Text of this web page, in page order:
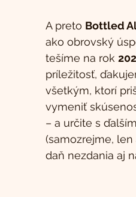
A preto Bottled
ako obrovský
tešíme na rok
príležitosť,
všetkým, ktorí
vymeniť
– a určite s
(samozrejme,
daň nezdania aj